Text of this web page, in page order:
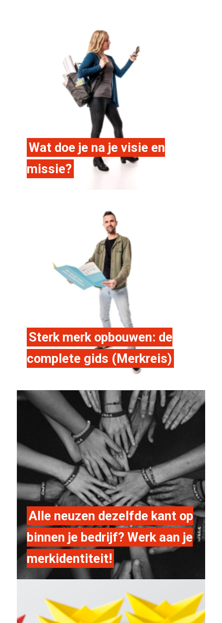
Wat doe je na je visie en
missie?
Sterk merk opbouwen: de
complete gids (Merkreis)
Alle neuzen dezelfde kant op
binnen je bedrijf? Werk aan je
merkidentiteit!